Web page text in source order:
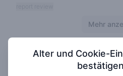
Mehr
Cannabis shops
Alter und Cookie-
bestätigen